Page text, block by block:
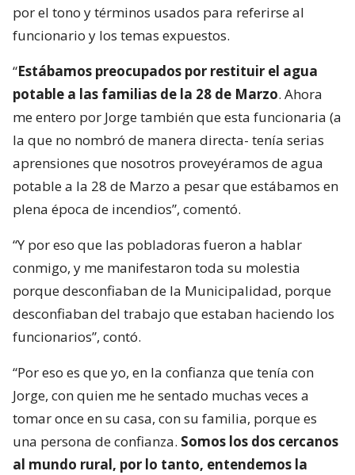
por el tono y términos usados para referirse al
funcionario y los temas expuestos.
“Estábamos preocupados por restituir el agua
potable a las familias de la 28 de Marzo. Ahora
me entero por Jorge también que esta funcionaria (a
la que no nombró de manera directa- tenía serias
aprensiones que nosotros proveyéramos de agua
potable a la 28 de Marzo a pesar que estábamos en
plena época de incendios”, comentó.
“Y por eso que las pobladoras fueron a hablar
conmigo, y me manifestaron toda su molestia
porque desconfiaban de la Municipalidad, porque
desconfiaban del trabajo que estaban haciendo los
funcionarios”, contó.
“Por eso es que yo, en la confianza que tenía con
Jorge, con quien me he sentado muchas veces a
tomar once en su casa, con su familia, porque es
una persona de confianza. Somos los dos cercanos
al mundo rural, por lo tanto, entendemos la